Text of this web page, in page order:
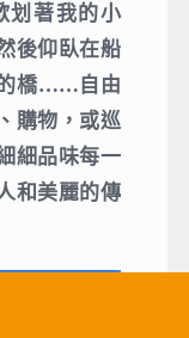
划著我的小
後仰臥在船
的橋……自由
購物，或巡
細品味每一
和美麗的傳